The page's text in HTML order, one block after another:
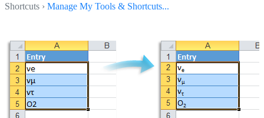
Shortcuts › Manage My Tools & Shortcuts...